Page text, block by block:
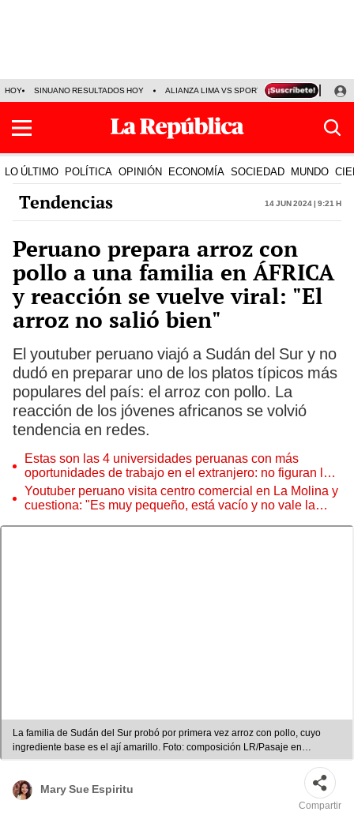
HOY SINUANO RESULTADOS HOY ALIANZA LIMA VS SPORT BOYS JORGE
LO ÚLTIMO POLÍTICA OPINIÓN ECONOMÍA SOCIEDAD MUNDO
Tendencias 14 Jun 2024 | 9:21 h
Peruano prepara arroz con
pollo a una familia en ÁFRICA
y reacción se vuelve viral: "El
arroz no salió bien"
El youtuber peruano viajó a Sudán del Sur y no
dudó en preparar uno de los platos típicos más
populares del país: el arroz con pollo. La
reacción de los jóvenes africanos se volvió
tendencia en redes.
Estas son las 4 universidades peruanas con más
oportunidades de trabajo en el extranjero: no figuran la
UNMSM ni la UNI
Youtuber peruano visita centro comercial en La Molina y
cuestiona: "Es muy pequeño, está vacío y no vale la
La familia de Sudán del Sur probó por primera vez arroz con pollo, cuyo
ingrediente base es el ají amarillo. Foto: composición LR/Pasaje en
Mano/Youtube
Mary Sue Espiritu
Compartir